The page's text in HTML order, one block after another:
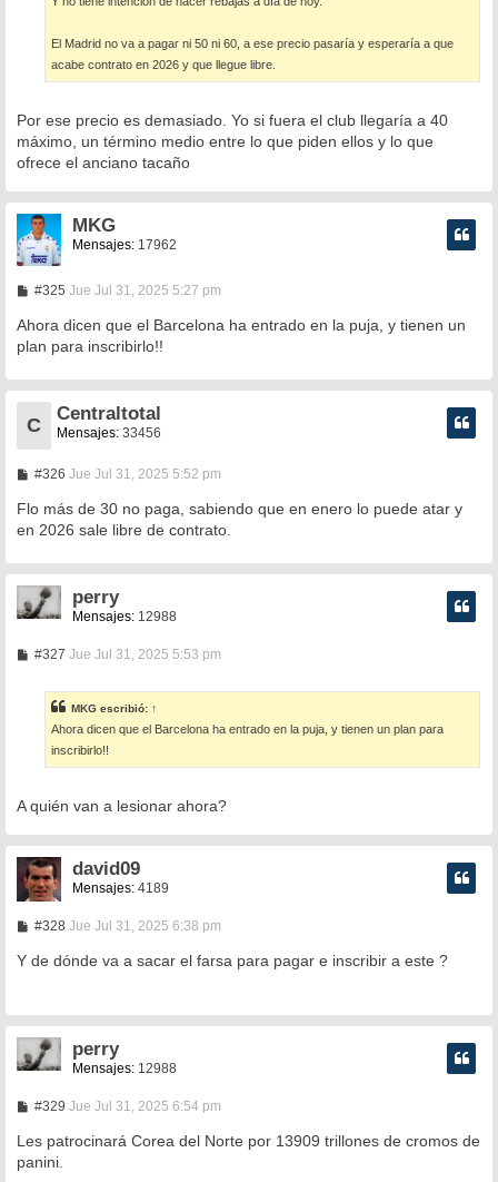
El Madrid no va a pagar ni 50 ni 60, a ese precio pasaría y esperaría a que
acabe contrato en 2026 y que llegue libre.
Por ese precio es demasiado. Yo si fuera el club llegaría a 40
máximo, un término medio entre lo que piden ellos y lo que
ofrece el anciano tacaño
MKG
Mensajes: 17962
#325M
n
a
e
Jue Jul 31, 2025 5:27 pm
Ahora dicen que el Barcelona ha entrado en la puja, y tienen un
plan para inscribirlo!!
C
Centraltotal
Mensajes: 33456
#326M
n
a
e
Jue Jul 31, 2025 5:52 pm
Flo más de 30 no paga, sabiendo que en enero lo puede atar y
en 2026 sale libre de contrato.
perry
Mensajes: 12988
#327M
s
a
j
e
Jue Jul 31, 2025 5:53 pm
MKG escribió: ↑
Ahora dicen que el Barcelona ha entrado en la puja, y tienen un plan para
inscribirlo!!
A quién van a lesionar ahora?
david09
Mensajes: 4189
#328M
n
e
Jue Jul 31, 2025 6:38 pm
Y de dónde va a sacar el farsa para pagar e inscribir a este ?
perry
Mensajes: 12988
#329M
n
Jue Jul 31, 2025 6:54 pm
Les patrocinará Corea del Norte por 13909 trillones de cromos de
panini.